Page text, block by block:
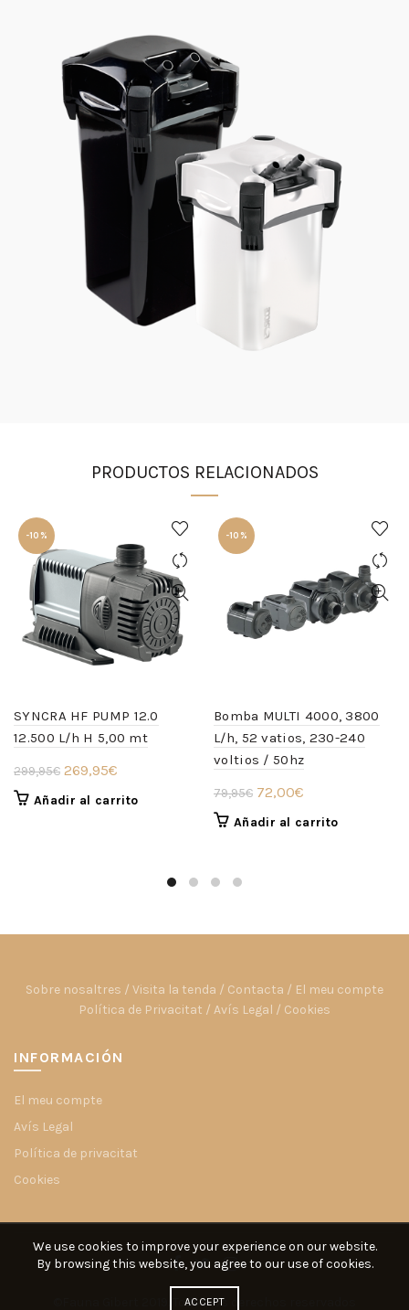
PRODUCTOS RELACIONADOS
-10%
SYNCRA HF PUMP 12.0
12.500 L/h H 5,00 mt
299,95€ El
precio
269,95€
precio
Añadir al carrito
-10%
Bomba MULTI 4000, 3800
L/h, 52 vatios, 230-240
voltios / 50hz
79,95€ El
precio
72,00€
precio
Añadir al carrito
Sobre nosaltres / Visita la tenda / Contacta / El meu compte
Política de Privacitat / Avís Legal / Cookies
INFORMACIÓN
El meu compte
Avís Legal
Política de privacitat
Cookies
©Fauna Gibert 2019. Todos los derechos reservados
We use cookies to improve your experience on our website.
By browsing this website, you agree to our use of cookies.
ACCEPT